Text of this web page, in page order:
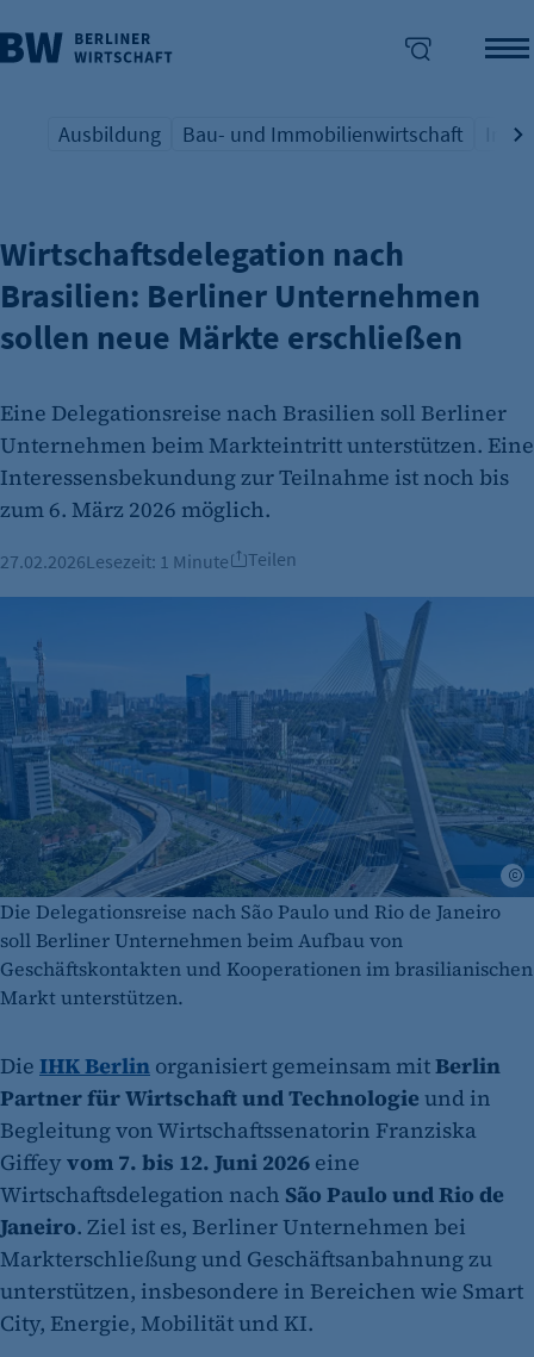
überspringen
Übersicht Schlagwort
Ausbildung
Übersicht Schlagwort
Bau- und Immobilienwirtschaft
AUSSENWIRTSCHAFT
Wirtschaftsdelegation nach
Brasilien: Berliner Unternehmen
sollen neue Märkte erschließen
Eine Delegationsreise nach Brasilien soll Berliner
Unternehmen beim Markteintritt unterstützen. Eine
Interessensbekundung zur Teilnahme ist noch bis
zum 6. März 2026 möglich.
27.02.2026Lesezeit: 1 Minute Teilen
Die Delegationsreise nach São Paulo und Rio de Janeiro
soll Berliner Unternehmen beim Aufbau von
Geschäftskontakten und Kooperationen im brasilianischen
Markt unterstützen.
Die IHK Berlin organisiert gemeinsam mitBerlin
Partner für Wirtschaft und Technologie und in
Begleitung von Wirtschaftssenatorin Franziska
Giffey vom 7. bis 12. Juni 2026 eine
Wirtschaftsdelegation nach São Paulo und Rio de
Janeiro. Ziel ist es, Berliner Unternehmen bei
Markterschließung und Geschäftsanbahnung zu
unterstützen, insbesondere in Bereichen wie Smart
City, Energie, Mobilität und KI.